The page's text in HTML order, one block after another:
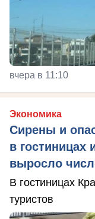
вчера в 11:10
Экономика
Сирены и
в гостиницах
выросло
В гостиницах
туристов